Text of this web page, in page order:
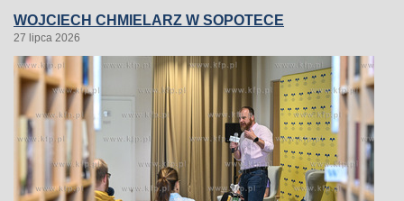
WOJCIECH CHMIELARZ W SOPOTECE
27 lipca 2026